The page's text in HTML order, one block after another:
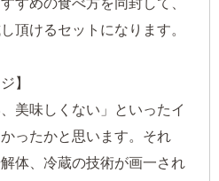
すめの食べ方を同封して、
頂けるセットになります。
】
美味しくない」といったイ
ったかと思います。それ
体、冷蔵の技術が画一され